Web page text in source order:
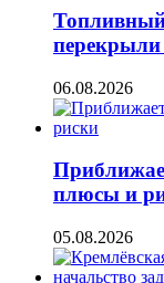
перекрыли
06.08.2026
плюсы и
05.08.2026